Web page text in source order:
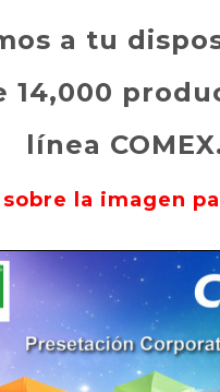
a tu
14,000
línea
sobre la imagen